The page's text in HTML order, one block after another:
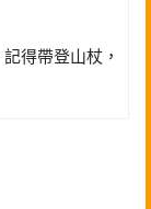
得帶登山杖，